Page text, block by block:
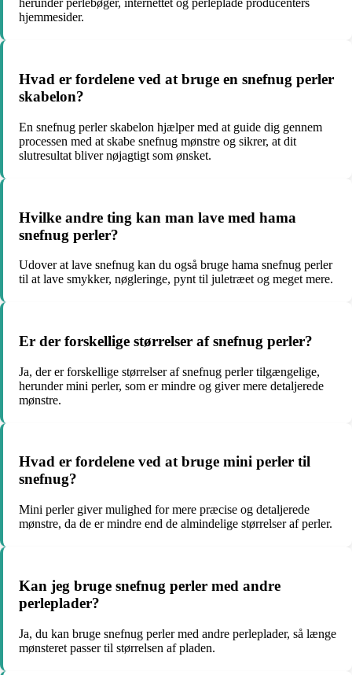
herunder perlebøger, internettet og perleplade producenters
hjemmesider.
Hvad er fordelene ved at bruge en snefnug perler
skabelon?
En snefnug perler skabelon hjælper med at guide dig gennem
processen med at skabe snefnug mønstre og sikrer, at dit
slutresultat bliver nøjagtigt som ønsket.
Hvilke andre ting kan man lave med hama
snefnug perler?
Udover at lave snefnug kan du også bruge hama snefnug perler
til at lave smykker, nøgleringe, pynt til juletræet og meget mere.
Er der forskellige størrelser af snefnug perler?
Ja, der er forskellige størrelser af snefnug perler tilgængelige,
herunder mini perler, som er mindre og giver mere detaljerede
mønstre.
Hvad er fordelene ved at bruge mini perler til
snefnug?
Mini perler giver mulighed for mere præcise og detaljerede
mønstre, da de er mindre end de almindelige størrelser af perler.
Kan jeg bruge snefnug perler med andre
perleplader?
Ja, du kan bruge snefnug perler med andre perleplader, så længe
mønsteret passer til størrelsen af pladen.